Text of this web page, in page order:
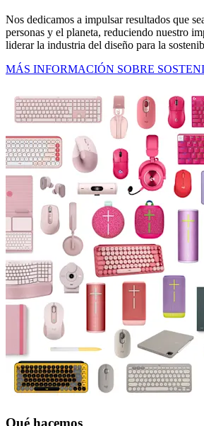
Nos dedicamos a impulsar resultados que
personas y el planeta, reduciendo nuestro
liderar la industria del diseño para la
MÁS INFORMACIÓN SOBRE
Qué hacemos